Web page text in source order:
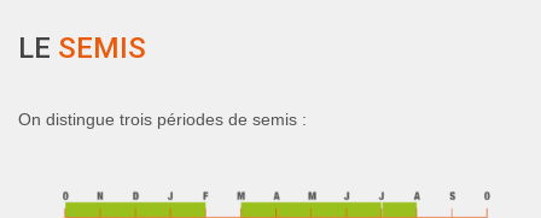
LE SEMIS
On distingue trois périodes de semis :